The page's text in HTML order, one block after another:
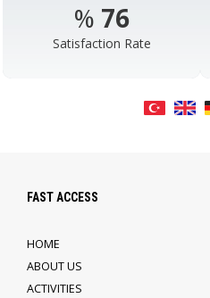
% 98
Satisfaction Rate
FAST ACCESS
HOME
ABOUT US
ACTIVITIES